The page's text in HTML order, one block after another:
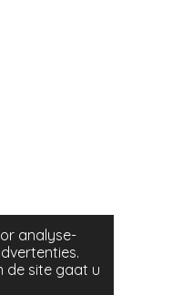
analyse-
de site gaat u